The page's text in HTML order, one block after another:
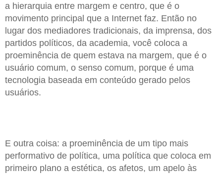
a hierarquia entre margem e centro, que é o
movimento principal que a Internet faz. Então no
lugar dos mediadores tradicionais, da imprensa, dos
partidos políticos, da academia, você coloca a
proeminência de quem estava na margem, que é o
usuário comum, o senso comum, porque é uma
tecnologia baseada em conteúdo gerado pelos
usuários.
E outra coisa: a proeminência de um tipo mais
performativo de política, uma política que coloca em
primeiro plano a estética, os afetos, um apelo às